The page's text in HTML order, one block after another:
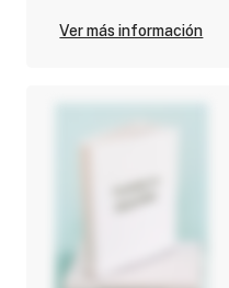
Ver más información